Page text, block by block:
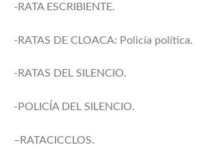
-RATA ESCRIBIENTE.
-RATAS DE CLOACA: Policía política.
-RATAS DEL SILENCIO.
-POLICÍA DEL SILENCIO.
–RATACICCLOS.